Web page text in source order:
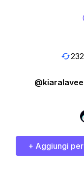
+ Aggiungi